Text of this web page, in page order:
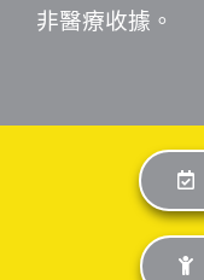
非醫療收據。